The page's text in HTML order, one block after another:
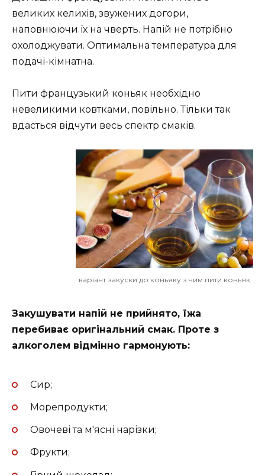
великих келихів, звужених догори,
наповнюючи їх на чверть. Напій не потрібно
охолоджувати. Оптимальна температура для
подачі-кімнатна.
Пити французький коньяк необхідно
невеликими ковтками, повільно. Тільки так
вдасться відчути весь спектр смаків.
варіант закуски до коньяку з чим пити коньяк
Закушувати напій не прийнято, їжа
перебиває оригінальний смак. Проте з
алкоголем відмінно гармонують:
Сир;
Морепродукти;
Овочеві та м'ясні нарізки;
Фрукти;